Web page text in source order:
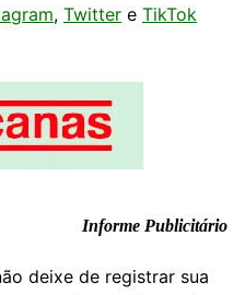
, Twitter e TikTok
Informe Publicitário
deixe de registrar sua